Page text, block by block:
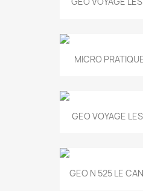
MICRO
GEO VOYAGE
GEO N 525 LE